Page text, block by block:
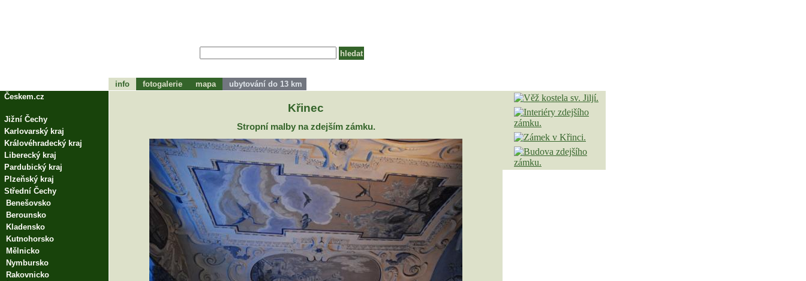
Křinec
Stropní malby na zdejším zámku.
info fotogalerie mapa
ubytování do 13 km
Českem.cz
Jižní Čechy
Karlovarský kraj
Královéhradecký kraj
Liberecký kraj
Pardubický kraj
Plzeňský kraj
Střední Čechy
Benešovsko
Berounsko
Kladensko
Kutnohorsko
Mělnicko
Nymbursko
Rakovnicko
tohle bude zápátí